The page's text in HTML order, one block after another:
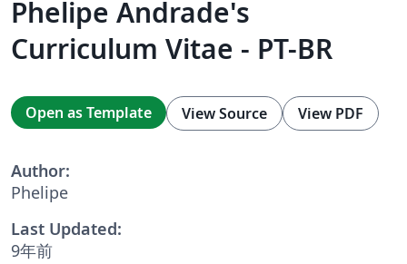
Phelipe Andrade's
Curriculum Vitae - PT-BR
Open as Template View Source View PDF
Author:
Phelipe
Last Updated:
9年前